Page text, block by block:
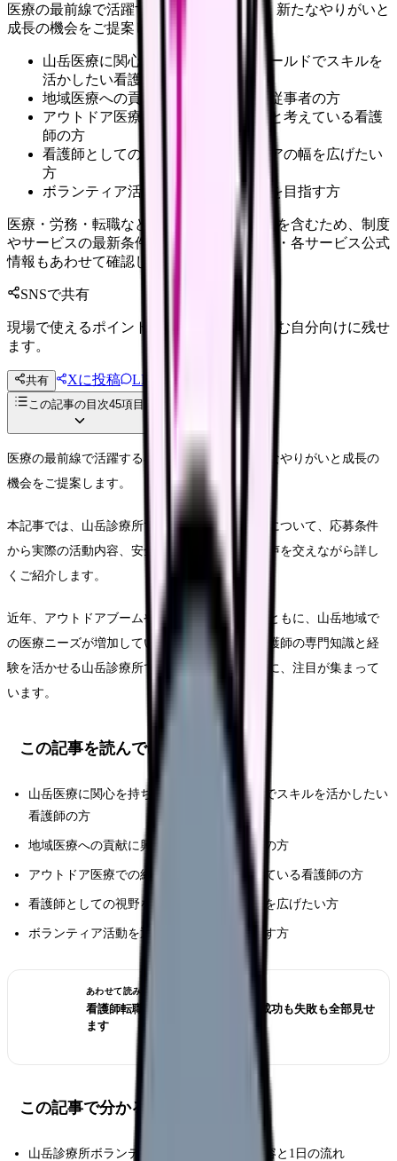
医療の最前線で活躍する看護師の皆様に、新たなやりがいと
成長の機会をご提案します。
山岳医療に関心を持ち、新しいフィールドでスキルを
活かしたい看護師の方
地域医療への貢献に興味がある医療従事者の方
アウトドア医療での経験を積みたいと考えている看護
師の方
看護師としての視野を広げ、キャリアの幅を広げたい
方
ボランティア活動を通じて自己成長を目指す方
医療・労務・転職など判断に影響する内容を含むため、制度
やサービスの最新条件は公的機関・勤務先・各サービス公式
情報もあわせて確認してください。
SNSで共有
現場で使えるポイントを、同僚やあとで読む自分向けに残せ
ます。
共有 Xに投稿 LINE
この記事の目次45項目
医療の最前線で活躍する看護師の皆様に、新たなやりがいと成長の
機会をご提案します。
本記事では、山岳診療所でのボランティア活動について、応募条件
から実際の活動内容、安全管理まで、経験者の声を交えながら詳し
くご紹介します。
近年、アウトドアブームや健康志向の高まりとともに、山岳地域で
の医療ニーズが増加しています。そんな中、看護師の専門知識と経
験を活かせる山岳診療所でのボランティア活動に、注目が集まって
います。
この記事を読んでほしい人
山岳医療に関心を持ち、新しいフィールドでスキルを活かしたい
看護師の方
地域医療への貢献に興味がある医療従事者の方
アウトドア医療での経験を積みたいと考えている看護師の方
看護師としての視野を広げ、キャリアの幅を広げたい方
ボランティア活動を通じて自己成長を目指す方
あわせて読みたい
看護師転職のリアル体験談12選｜成功も失敗も全部見せ
ます
この記事で分かること
山岳診療所ボランティアの具体的な活動内容と1日の流れ